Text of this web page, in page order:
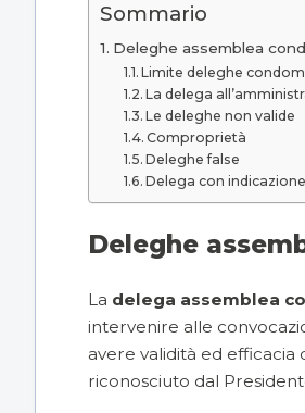
Sommario
Deleghe assemblea
Limite deleghe
La delega
Le deleghe non valide
Comproprietà
Deleghe false
Delega con
Deleghe
La delega assemblea
intervenire alle
avere validità ed
riconosciuto dal